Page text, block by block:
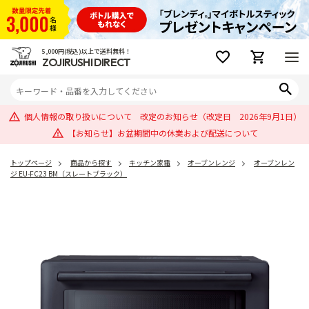
5,000円(税込)以上で送料無料！
ZOJIRUSHI DIRECT
個人情報の取り扱いについて 改定のお知らせ（改定日 2026年9月1日）
【お知らせ】お盆期間中の休業および配送について
トップページ 商品から探す キッチン家電 オーブンレンジ
オーブンレン
ジ EU-FC23 BM（スレートブラック）